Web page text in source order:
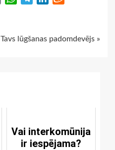
Tavs lūgšanas padomdevējs »
Vai interkomūnija
ir iespējama?